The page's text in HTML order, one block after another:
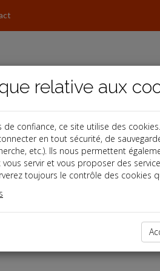
07/2026
relative aux
confiance, ce site utilise des
en tout sécurité, de
etc.). Ils nous permettent
servir et vous proposer des
toujours le contrôle des cookies